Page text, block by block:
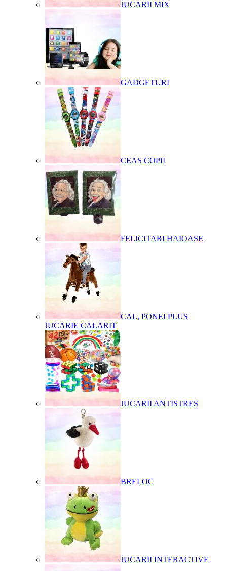
JUCARII MIX
GADGETURI
CEAS COPII
FELICITARI HAIOASE
CAL, PONEI PLUS
JUCARIE CALARIT
JUCARII ANTISTRES
BRELOC
JUCARII INTERACTIVE